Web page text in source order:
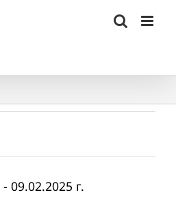
- 09.02.2025 г.